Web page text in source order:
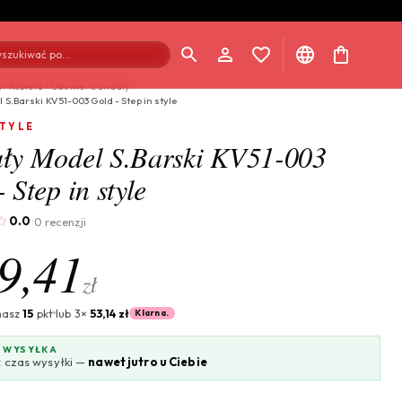
po...
/Kobieta/Obuwie/Sandaly/
S.Barski KV51-003 Gold - Step in style
Model S.Barski KV51-003
Step in style
0.0 ·0 recenzji
zł
15 pktlub 3× 53,14 zł Klarna.
czas wysyłki — nawet jutro u Ciebie